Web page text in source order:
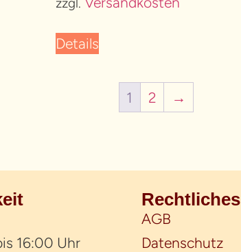
Details
1 2 →
16:00 Uhr
Rechtliches
AGB
Datenschutz